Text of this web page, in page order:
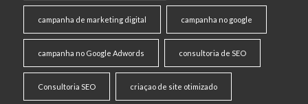
campanha de marketing digital campanha no google
campanha no Google Adwords consultoria de SEO
Consultoria SEO criaçao de site otimizado